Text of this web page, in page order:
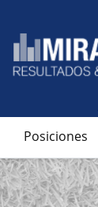
Posiciones